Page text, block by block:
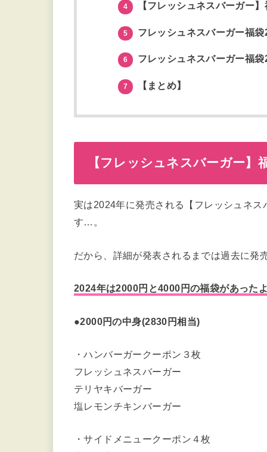
4 【フレッシュネスバーガー
5 フレッシュネスバーガー福
6 フレッシュネスバーガー福
7 【まとめ】
【フレッシュネスバーガー】
実は2024年に発売される【フレッシュネ
す…。
だから、詳細が発表されるまでは過去に発
2024年は2000円と4000円の福袋があった
●2000円の中身(2830円相当)
・ハンバーガークーポン３枚
フレッシュネスバーガー
テリヤキバーガー
塩レモンチキンバーガー
・サイドメニュークーポン４枚